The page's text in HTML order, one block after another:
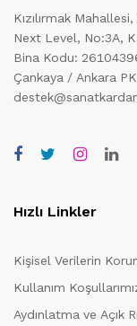
Kızılırmak
Next Level, No:3A,
Bina Kodu:
Çankaya / Ankara
Hızlı Linkler
Kişisel Verilerin
Kullanım
Aydınlatma ve Açık